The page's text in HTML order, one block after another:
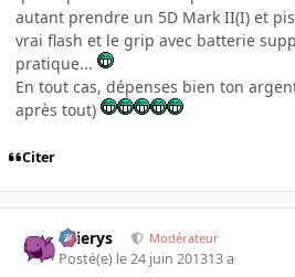
autant prendre un 5D Mark II(I) et
vrai flash et le grip avec batterie
pratique...
En tout cas, dépenses bien ton
après tout)
Citer
Ellierys Modérateur
Posté(e) le 24 juin 201313 a